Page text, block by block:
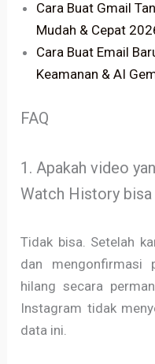
Cara Buat Gmail
Mudah & Cepat
Cara Buat Email
Keamanan & AI
FAQ
1. Apakah video
Watch History
Tidak bisa. Setelah
dan mengonfirmasi
hilang secara
Instagram tidak
data ini.